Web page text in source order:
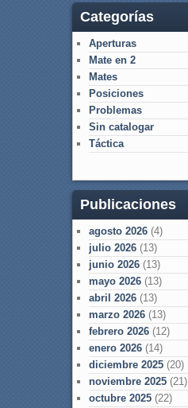
Categorías
Aperturas
Mate en 2
Mates
Posiciones
Problemas
Sin catalogar
Táctica
Publicaciones
agosto 2026(4)
julio 2026(13)
junio 2026(13)
mayo 2026(13)
abril 2026(13)
marzo 2026(13)
febrero 2026(12)
enero 2026(14)
diciembre 2025(20)
noviembre 2025(21)
octubre 2025(22)